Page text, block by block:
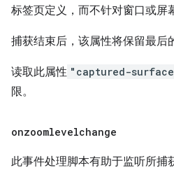
标签页定义，而不针对窗口或屏
捕获结束后，该属性将保留最后
读取此属性 "captured-
限。
onzoomlevelchange
此事件处理脚本有助于监听所捕